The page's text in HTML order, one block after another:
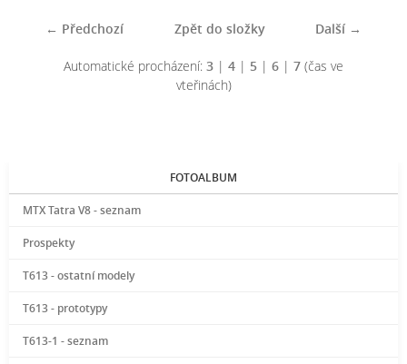
← Předchozí Další →
Zpět do složky
Automatické procházení: 3 | 4 | 5 | 6 | 7 (čas ve
vteřinách)
FOTOALBUM
MTX Tatra V8 - seznam
Prospekty
T613 - ostatní modely
T613 - prototypy
T613-1 - seznam